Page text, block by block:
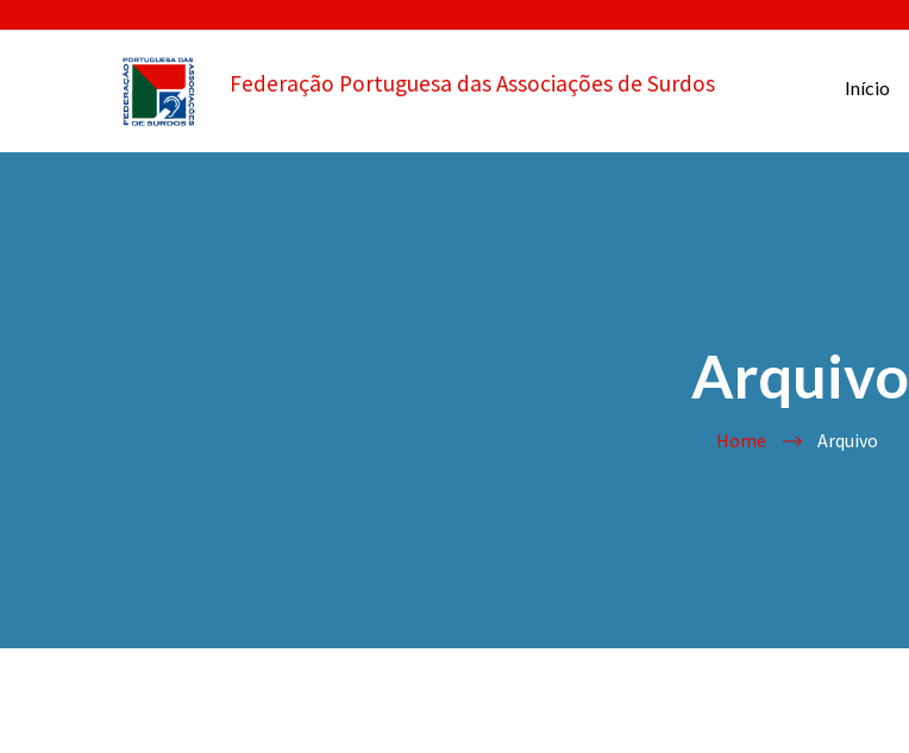
Federação Portuguesa das Associações de Surdos Início
Arquivo
Home Arquivo